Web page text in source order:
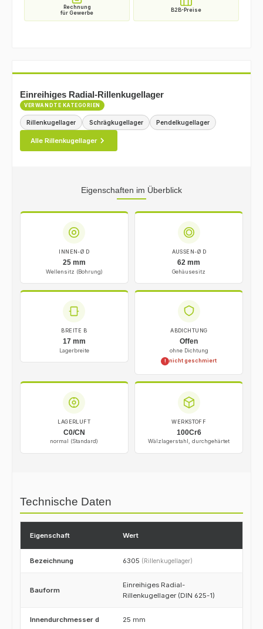
Einreihiges Radial-Rillenkugellager
VERWANDTE KATEGORIEN
Rillenkugellager Schrägkugellager Pendelkugellager
Alle Rillenkugellager
Eigenschaften im Überblick
INNEN-Ø D
25 mm
Wellensitz (Bohrung)
AUSSEN-Ø D
62 mm
Gehäusesitz
BREITE B
17 mm
Lagerbreite
ABDICHTUNG
Offen
ohne Dichtung
! nicht geschmiert
LAGERLUFT
C0/CN
normal (Standard)
WERKSTOFF
100Cr6
Wälzlagerstahl, durchgehärtet
Technische Daten
Eigenschaft Wert
Bezeichnung 6305 (Rillenkugellager)
Bauform
Einreihiges Radial-
Rillenkugellager (DIN 625-1)
Innendurchmesser d 25 mm